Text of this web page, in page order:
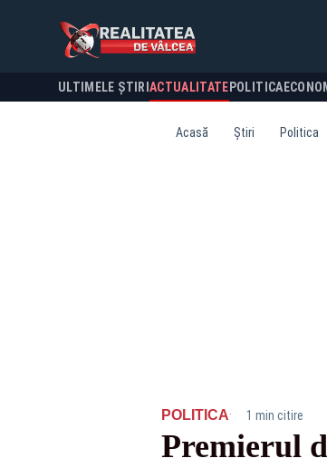
ULTIMELE ȘTIRI ACTUALITATE POLITICA
Acasă Știri Politica
POLITICA· 1 min citire
Premierul